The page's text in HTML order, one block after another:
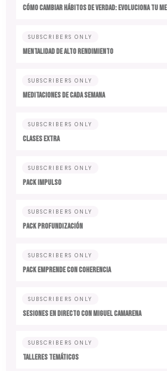
Cómo cambiar hábitos de verdad: evoluciona tu
SUBSCRIBERS ONLY
MENTALIDAD DE ALTO RENDIMIENTO
SUBSCRIBERS ONLY
MEDITACIONES DE CADA SEMANA
SUBSCRIBERS ONLY
CLASES EXTRA
SUBSCRIBERS ONLY
PACK IMPULSO
SUBSCRIBERS ONLY
PACK PROFUNDIZACIÓN
SUBSCRIBERS ONLY
PACK EMPRENDE CON COHERENCIA
SUBSCRIBERS ONLY
SESIONES EN DIRECTO CON MIGUEL CAMARENA
SUBSCRIBERS ONLY
TALLERES TEMÁTICOS